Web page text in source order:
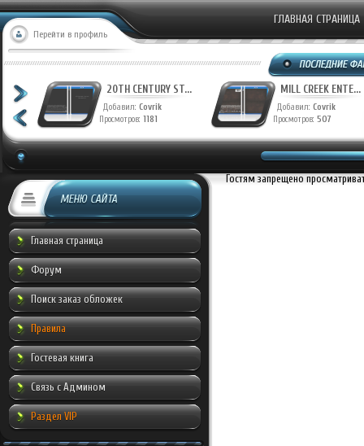
Перейти в профиль
ГЛАВНАЯ СТРАНИЦА
20TH CENTURY ST...
Добавил: Covrik
Просмотров: 1181
MILL CREEK ENTE...
Добавил: Covrik
Просмотров: 507
МЕНЮ САЙТА
Главная страница
Форум
Поиск заказ обложек
Правила
Гостевая книга
Связь с Админом
Раздел VIP
Гостям запрещено